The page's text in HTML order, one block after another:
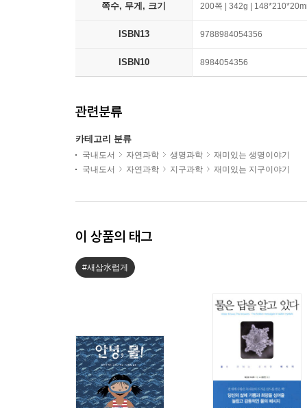
쪽수, 무게, 크기 200쪽 | 342g |
ISBN13 9788984054356
ISBN10 8984054356
관련분류
카테고리 분류
국내도서 자연과학 생명과학
재미있는 생명이야기
국내도서
자연과학 지구과학 재미있는 지구이야기
이 상품의 태그
#새삼水럽게